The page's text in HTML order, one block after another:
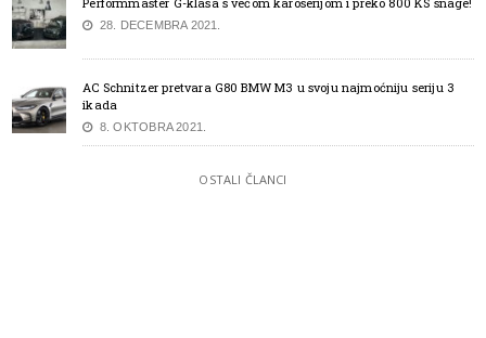
28. DECEMBRA 2021.
AC Schnitzer pretvara G80 BMW M3 u svoju najmoćniju seriju 3
ikada
8. OKTOBRA 2021.
OSTALI ČLANCI